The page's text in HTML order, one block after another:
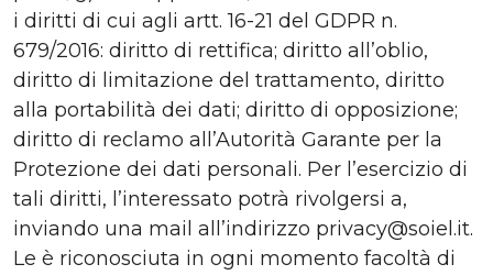
i diritti di cui agli artt. 16-21 del GDPR n.
679/2016: diritto di rettifica; diritto all’oblio,
diritto di limitazione del trattamento, diritto
alla portabilità dei dati; diritto di opposizione;
diritto di reclamo all’Autorità Garante per la
Protezione dei dati personali. Per l’esercizio di
tali diritti, l’interessato potrà rivolgersi a,
inviando una mail all’indirizzo privacy@soiel.it.
Le è riconosciuta in ogni momento facoltà di